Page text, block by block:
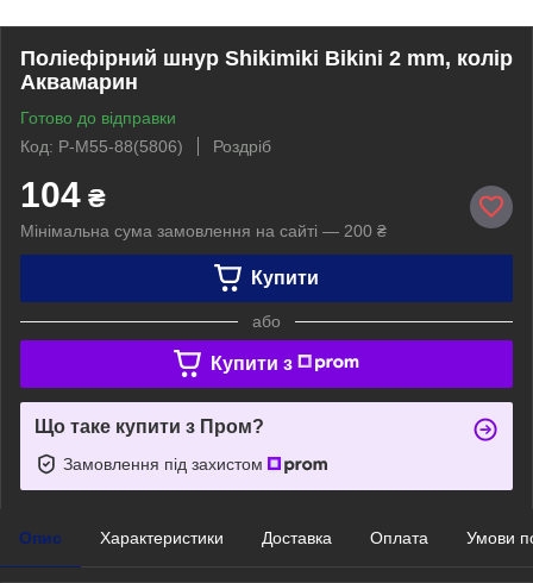
Поліефірний шнур Shikimiki Bikini 2 mm, колір
Аквамарин
Готово до відправки
Код: P-M55-88(5806)
Роздріб
104 ₴
Мінімальна сума замовлення на сайті — 200 ₴
Купити
або
Купити з
Що таке купити з Пром?
Замовлення під захистом
Опис Характеристики Доставка Оплата Умови